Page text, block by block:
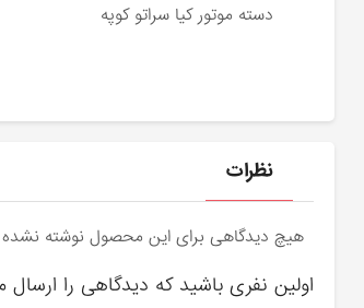
دسته موتور کیا سراتو کوپه
نظرات
هیچ دیدگاهی برای این محصول نوشته
اولین نفری باشید که دیدگاهی را